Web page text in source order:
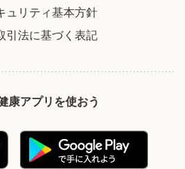
ュリティ基本方針
引法に基づく表記
康アプリを使おう